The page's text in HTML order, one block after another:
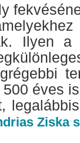
Ilyen a
éves
Ziska